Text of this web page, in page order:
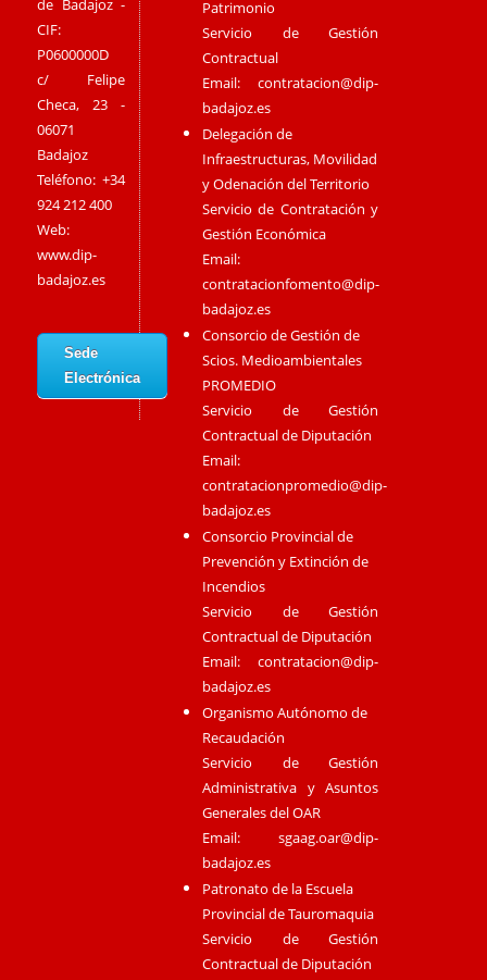
CIF:
P0600000D
c/ Felipe
Checa, 23 -
06071
Badajoz
Teléfono: +34
924 212 400
Web:
www.dip-
badajoz.es
Sede
Electrónica
Patrimonio
Servicio de Gestión
Contractual
Email:contratacion@dip-
badajoz.es
Delegación de
Infraestructuras, Movilidad
y Odenación del Territorio
Servicio de Contratación y
Gestión Económica
Email:
contratacionfomento@dip-
badajoz.es
Consorcio de Gestión de
Scios. Medioambientales
PROMEDIO
Servicio de Gestión
Contractual de Diputación
Email:
contratacionpromedio@dip-
badajoz.es
Consorcio Provincial de
Prevención y Extinción de
Incendios
Servicio de Gestión
Contractual de Diputación
Email:contratacion@dip-
badajoz.es
Organismo Autónomo de
Recaudación
Servicio de Gestión
Administrativa y Asuntos
Generales del OAR
Email:sgaag.oar@dip-
badajoz.es
Patronato de la Escuela
Provincial de Tauromaquia
Servicio de Gestión
Contractual de Diputación